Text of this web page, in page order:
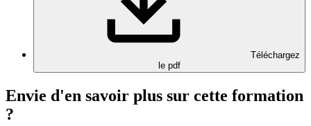
Téléchargez
le pdf
Envie d'en savoir plus sur cette formation
?